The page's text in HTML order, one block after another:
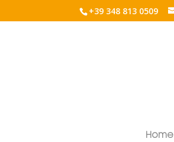
+39 348 813 0509
Home